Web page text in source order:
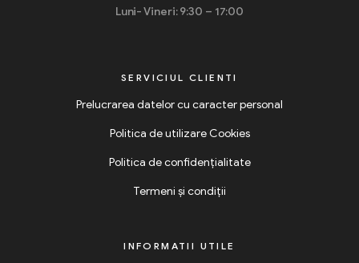
Luni- Vineri: 9:30 – 17:00
SERVICIUL CLIENTI
Prelucrarea datelor cu caracter personal
Politica de utilizare Cookies
Politica de confidențialitate
Termeni și condiții
INFORMATII UTILE